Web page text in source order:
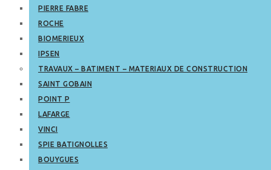
PIERRE FABRE
ROCHE
BIOMERIEUX
IPSEN
TRAVAUX – BATIMENT – MATERIAUX DE CONSTRUCTION
SAINT GOBAIN
POINT P
LAFARGE
VINCI
SPIE BATIGNOLLES
BOUYGUES